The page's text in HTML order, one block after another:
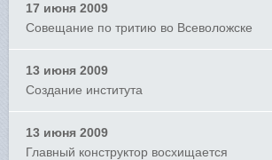
17 июня 2009
Совещание по тритию во Всеволожске
13 июня 2009
Создание института
13 июня 2009
Главный конструктор восхищается